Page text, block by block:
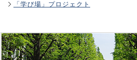
「学び場」プロジェクト